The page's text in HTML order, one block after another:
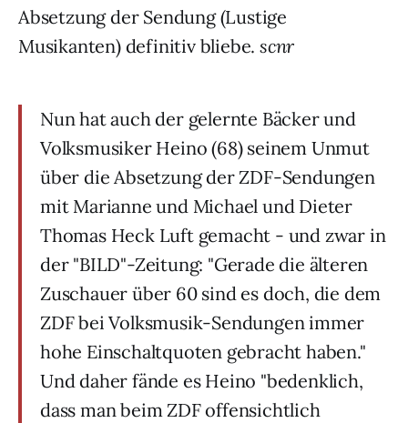
Absetzung der Sendung (Lustige
Musikanten) definitiv bliebe.scnr
Nun hat auch der gelernte Bäcker und
Volksmusiker Heino (68) seinem Unmut
über die Absetzung der ZDF-Sendungen
mit Marianne und Michael und Dieter
Thomas Heck Luft gemacht - und zwar in
der "BILD"-Zeitung: "Gerade die älteren
Zuschauer über 60 sind es doch, die dem
ZDF bei Volksmusik-Sendungen immer
hohe Einschaltquoten gebracht haben."
Und daher fände es Heino "bedenklich,
dass man beim ZDF offensichtlich